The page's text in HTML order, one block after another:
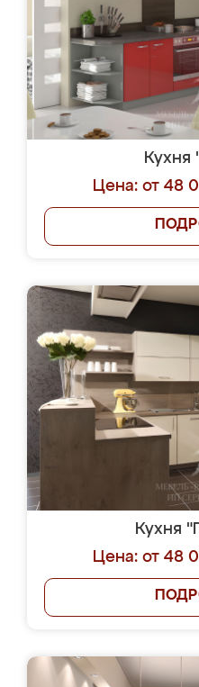
Кухня
Цена: от 48
Кухня
Цена: от 48